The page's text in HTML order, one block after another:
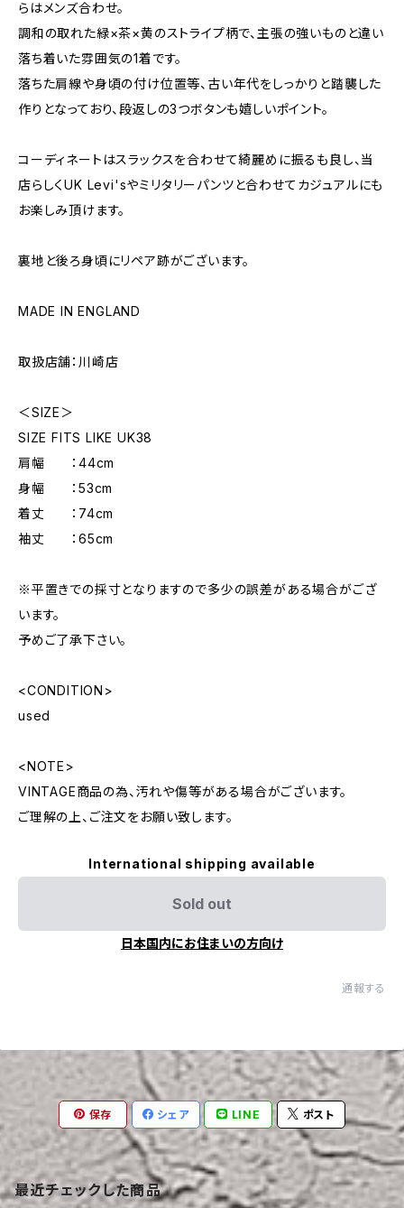
らはメンズ合わせ。
調和の取れた緑×茶×黄のストライプ柄で、主張の強いものと違い
落ち着いた雰囲気の1着です。
落ちた肩線や身頃の付け位置等、古い年代をしっかりと踏襲した
作りとなっており、段返しの3つボタンも嬉しいポイント。
コーディネートはスラックスを合わせて綺麗めに振るも良し、当
店らしくUK Levi'sやミリタリーパンツと合わせてカジュアルにも
お楽しみ頂けます。
裏地と後ろ身頃にリペア跡がございます。
MADE IN ENGLAND
取扱店舗：川崎店
＜SIZE＞
SIZE FITS LIKE UK38
肩幅 ：44cm
身幅 ：53cm
着丈 ：74cm
袖丈 ：65cm
※平置きでの採寸となりますので多少の誤差がある場合がござ
います。
予めご了承下さい。
<CONDITION>
used
<NOTE>
VINTAGE商品の為、汚れや傷等がある場合がございます。
ご理解の上、ご注文をお願い致します。
International shipping available
Sold out
日本国内にお住まいの方向け
通報する
保存 シェア LINE ポスト
最近チェックした商品